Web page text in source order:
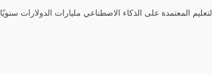
المعتمدة على الذكاء الاصطناعي مليارات الدولارات سنويًا